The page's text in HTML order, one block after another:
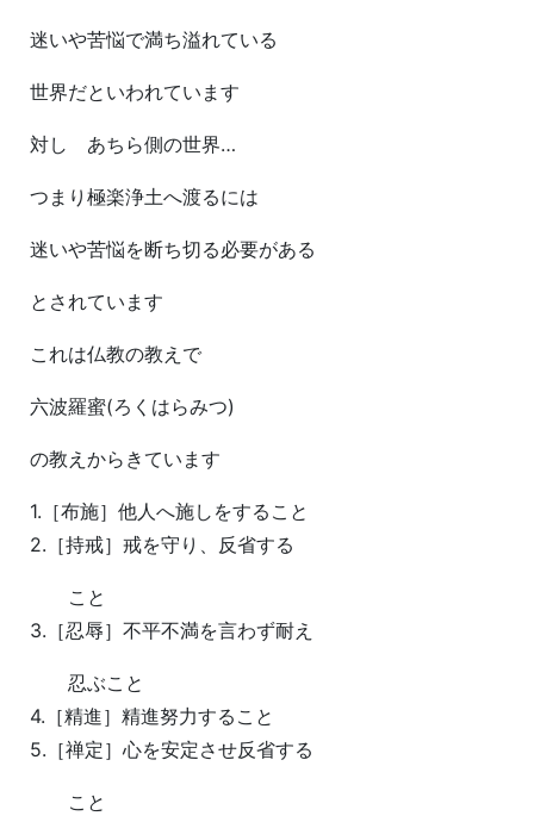
迷いや苦悩で満ち溢れている
世界だといわれています
対し あちら側の世界…
つまり極楽浄土へ渡るには
迷いや苦悩を断ち切る必要がある
とされています
これは仏教の教えで
六波羅蜜(ろくはらみつ)
の教えからきています
1.［布施］他人へ施しをすること
2.［持戒］戒を守り、反省する
こと
3.［忍辱］不平不満を言わず耐え
忍ぶこと
4.［精進］精進努力すること
5.［禅定］心を安定させ反省する
こと